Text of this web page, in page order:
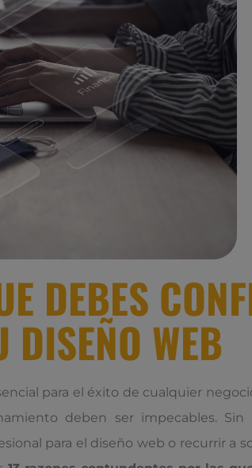
DEBES
DISEÑO WEB
para el éxito de cualquier
deben ser impecables. Sin
para el diseño web o recurrir a